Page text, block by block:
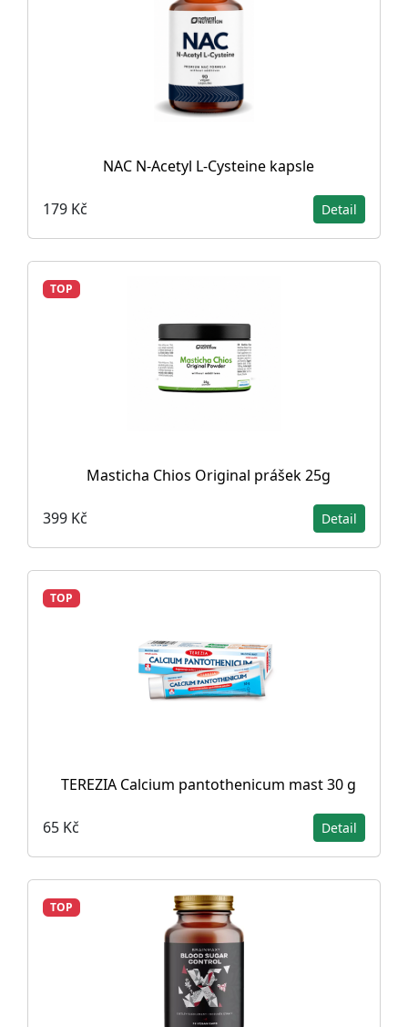
NAC N-Acetyl L-Cysteine ​​kapsle
179 Kč Detail
TOP
Masticha Chios Original prášek 25g
399 Kč Detail
TOP
TEREZIA Calcium pantothenicum mast 30 g
65 Kč Detail
TOP